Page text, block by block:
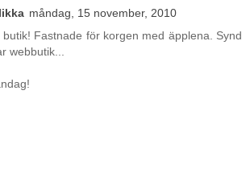
måndag, 15 november, 2010
butik! Fastnade för korgen med äpplena. Synd
webbutik...